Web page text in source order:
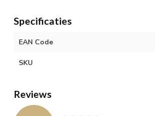
Specificaties
EAN Code
SKU
Reviews